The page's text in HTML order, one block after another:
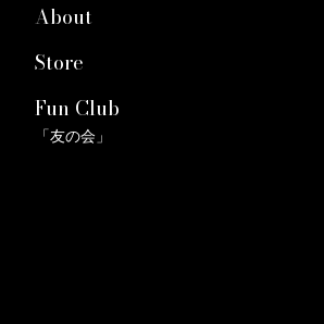
About
Store
Fun Club
「友の会」